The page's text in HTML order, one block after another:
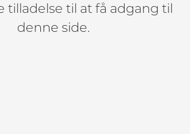
tilladelse til at få adgang til
denne side.